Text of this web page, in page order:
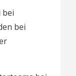
bei
bei